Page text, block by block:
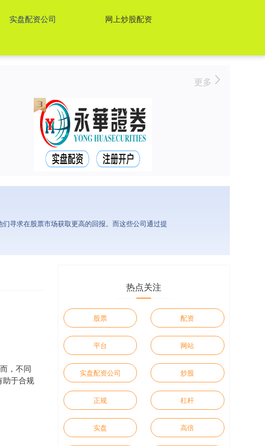
实盘配资公司 网上炒股配资
更多
寻求在股票市场获取更高的回报。而这些公司通过提
，不同
助于合规
热点关注
股票 配资
平台 网站
实盘配资公司 炒股
正规 杠杆
实盘 高倍